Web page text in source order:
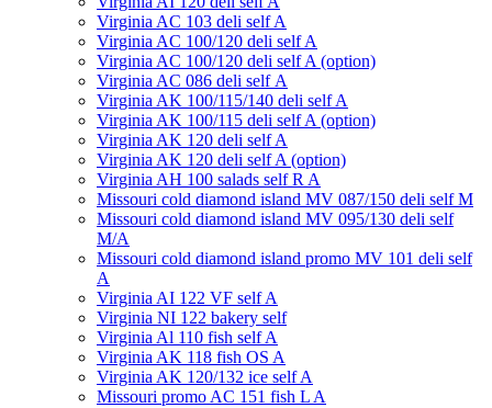
Virginia AC 103 deli self A
Virginia AC 100/120 deli self A
Virginia AC 100/120 deli self A (option)
Virginia AC 086 deli self А
Virginia AK 100/115/140 deli self A
Virginia AK 100/115 deli self A (option)
Virginia AK 120 deli self A
Virginia AK 120 deli self A (option)
Virginia AH 100 salads self R A
Мissouri cold diamond island MV 087/150 deli self M
Мissouri cold diamond island MV 095/130 deli self
M/A
Мissouri cold diamond island promo MV 101 deli self
A
Virginia AI 122 VF self A
Virginia NI 122 bakery self
Virginia Al 110 fish self A
Virginia AK 118 fish OS A
Virginia AK 120/132 ice self A
Missouri promo AC 151 fish L A